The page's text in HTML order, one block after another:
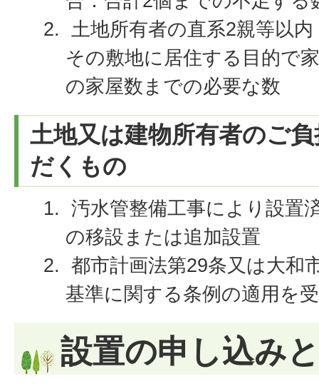
土地所有者の直系2親等以
その敷地に居住する目的で
の家屋数までの必要な数
土地又は建物所有者のご
だくもの
汚水管整備工事により設置
の移設または追加設置
都市計画法第29条又は大和
基準に関する条例の適用を
設置の申し込み